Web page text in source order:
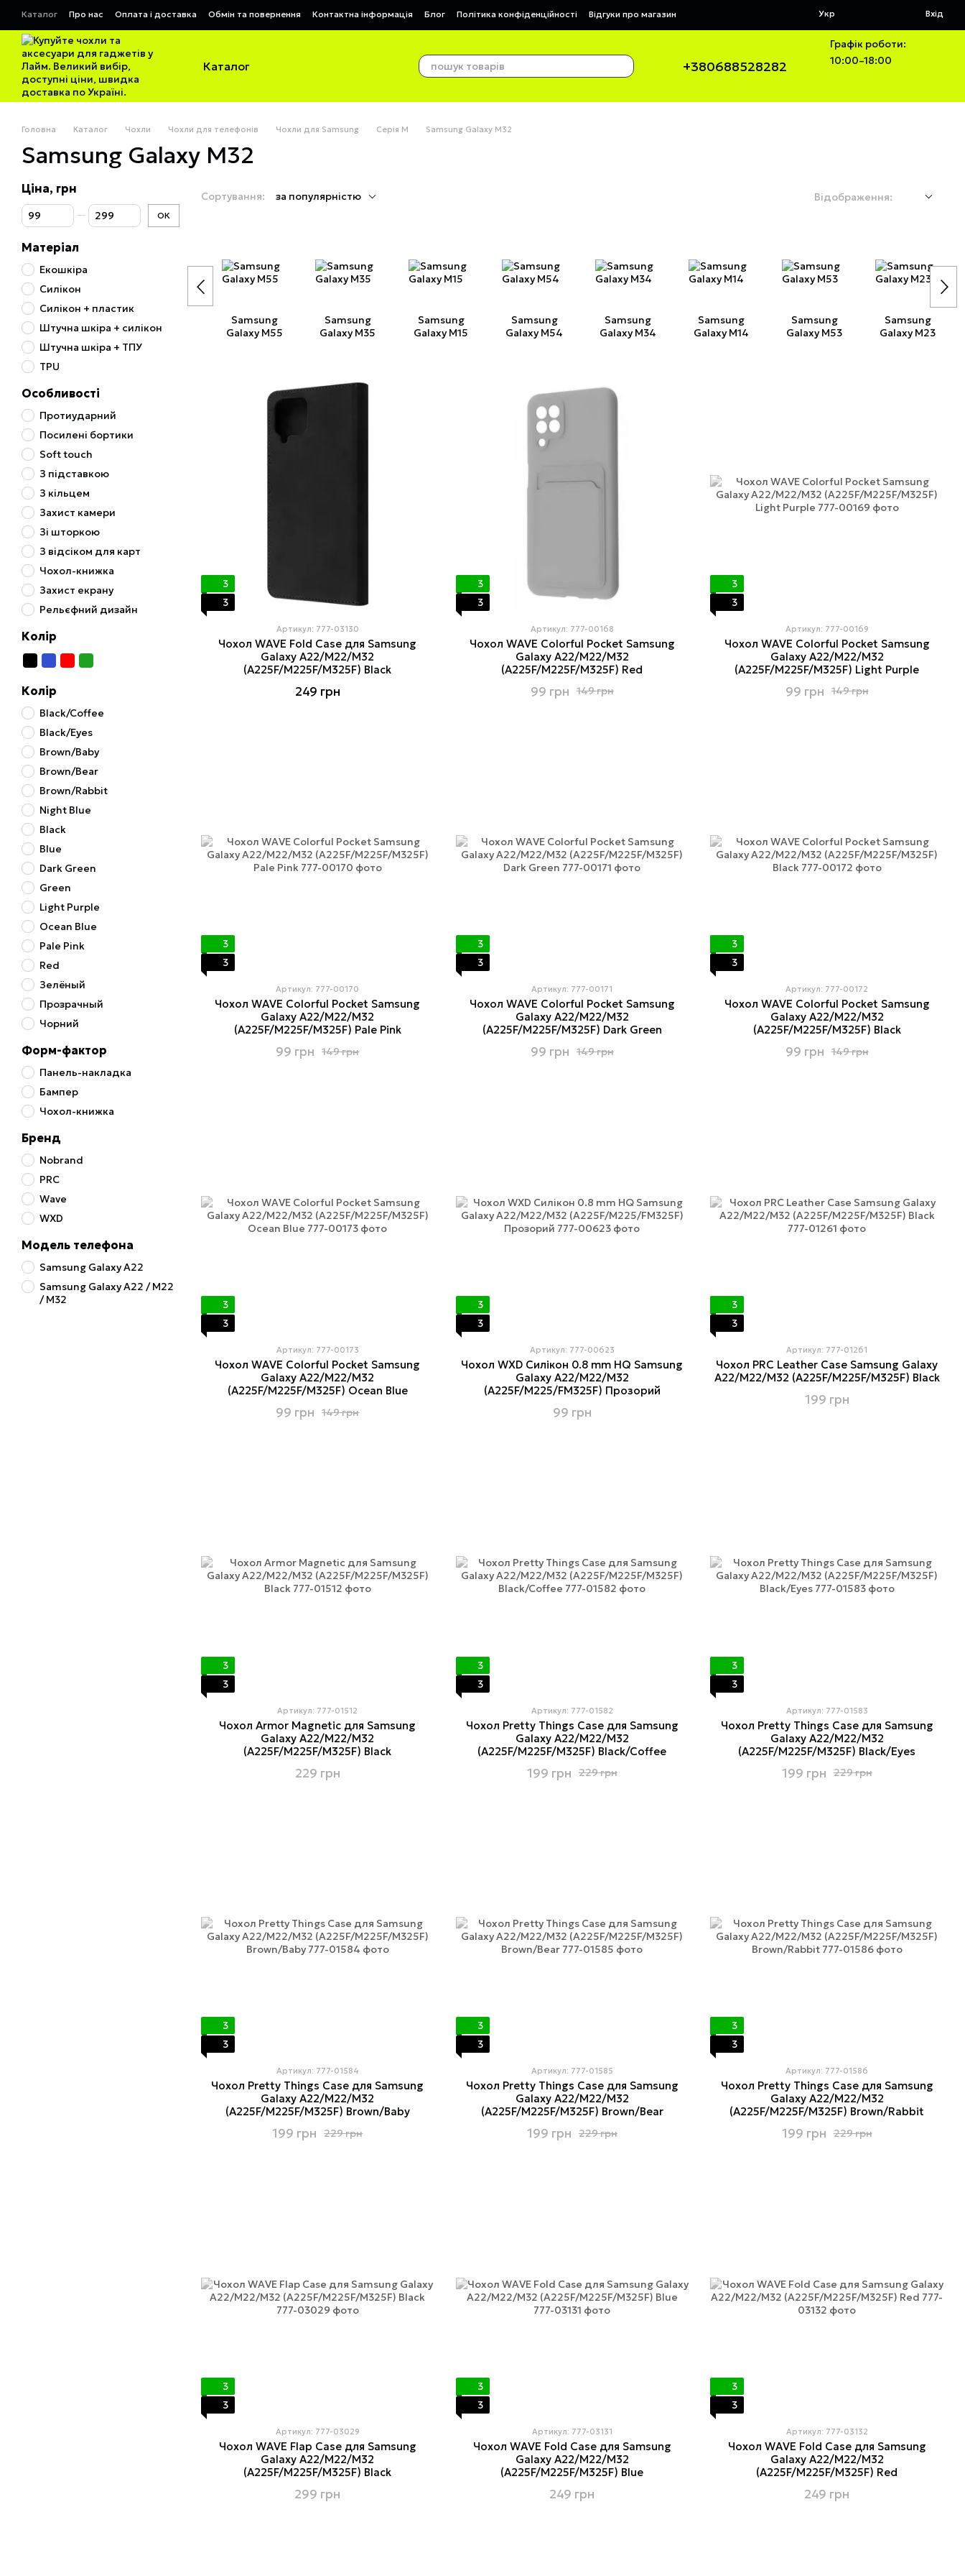
Перейти до основного контенту
Каталог Про нас Оплата і доставка Обмін та повернення Контактна інформація Блог Політика конфіденційності
Відгуки про магазин
Договір публічної оферти
Укр Вхід
Каталог +380688528282
Графік роботи:
10:00–18:00
Головна Каталог Чохли Чохли для телефонів Чохли для Samsung Серія М Samsung Galaxy M32
Samsung Galaxy M32
Сортування: за популярністю Відображення:
Samsung
Galaxy M55
Samsung
Galaxy M35
Samsung
Galaxy M15
Samsung
Galaxy M54
Samsung
Galaxy M34
Samsung
Galaxy M14
Samsung
Galaxy M53
Samsung
Galaxy M23
3
3
Артикул: 777-03130
Чохол WAVE Fold Case для Samsung
Galaxy A22/M22/M32
(A225F/M225F/M325F) Black
249 грн
3
3
Артикул: 777-00168
Чохол WAVE Colorful Pocket Samsung
Galaxy A22/M22/M32
(A225F/M225F/M325F) Red
149 грн
99 грн
3
3
Артикул: 777-00169
Чохол WAVE Colorful Pocket Samsung
Galaxy A22/M22/M32
(A225F/M225F/M325F) Light Purple
149 грн
99 грн
3
3
Артикул: 777-00170
Чохол WAVE Colorful Pocket Samsung
Galaxy A22/M22/M32
(A225F/M225F/M325F) Pale Pink
149 грн
99 грн
3
3
Артикул: 777-00171
Чохол WAVE Colorful Pocket Samsung
Galaxy A22/M22/M32
(A225F/M225F/M325F) Dark Green
149 грн
99 грн
3
3
Артикул: 777-00172
Чохол WAVE Colorful Pocket Samsung
Galaxy A22/M22/M32
(A225F/M225F/M325F) Black
149 грн
99 грн
3
3
Артикул: 777-00173
Чохол WAVE Colorful Pocket Samsung
Galaxy A22/M22/M32
(A225F/M225F/M325F) Ocean Blue
149 грн
99 грн
3
3
Артикул: 777-00623
Чохол WXD Силікон 0.8 mm HQ Samsung
Galaxy A22/M22/M32
(A225F/M225/FM325F) Прозорий
99 грн
3
3
Артикул: 777-01261
Чохол PRC Leather Case Samsung Galaxy
A22/M22/M32 (A225F/M225F/M325F) Black
199 грн
3
3
Артикул: 777-01512
Чохол Armor Magnetic для Samsung
Galaxy A22/M22/M32
(A225F/M225F/M325F) Black
229 грн
3
3
Артикул: 777-01582
Чохол Pretty Things Case для Samsung
Galaxy A22/M22/M32
(A225F/M225F/M325F) Black/Coffee
229 грн
199 грн
3
3
Артикул: 777-01583
Чохол Pretty Things Case для Samsung
Galaxy A22/M22/M32
(A225F/M225F/M325F) Black/Eyes
229 грн
199 грн
3
3
Артикул: 777-01584
Чохол Pretty Things Case для Samsung
Galaxy A22/M22/M32
(A225F/M225F/M325F) Brown/Baby
229 грн
199 грн
3
3
Артикул: 777-01585
Чохол Pretty Things Case для Samsung
Galaxy A22/M22/M32
(A225F/M225F/M325F) Brown/Bear
229 грн
199 грн
3
3
Артикул: 777-01586
Чохол Pretty Things Case для Samsung
Galaxy A22/M22/M32
(A225F/M225F/M325F) Brown/Rabbit
229 грн
199 грн
3
3
Артикул: 777-03029
Чохол WAVE Flap Case для Samsung
Galaxy A22/M22/M32
(A225F/M225F/M325F) Black
299 грн
3
3
Артикул: 777-03131
Чохол WAVE Fold Case для Samsung
Galaxy A22/M22/M32
(A225F/M225F/M325F) Blue
249 грн
3
3
Артикул: 777-03132
Чохол WAVE Fold Case для Samsung
Galaxy A22/M22/M32
(A225F/M225F/M325F) Red
249 грн
Ціна, грн
Від Ціна, грн
До Ціна, грн ОК
Матеріал
Екошкіра
Силікон
Силікон + пластик
Штучна шкіра + силікон
Штучна шкіра + ТПУ
TPU
Особливості
Протиударний
Посилені бортики
Soft touch
З підставкою
З кільцем
Захист камери
Зі шторкою
З відсіком для карт
Чохол-книжка
Захист екрану
Рельєфний дизайн
Колір
Колір
Black/Coffee
Black/Eyes
Brown/Baby
Brown/Bear
Brown/Rabbit
Night Blue
Black
Blue
Dark Green
Green
Light Purple
Ocean Blue
Pale Pink
Red
Зелёный
Прозрачный
Чорний
Форм-фактор
Панель-накладка
Бампер
Чохол-книжка
Бренд
Nobrand
PRC
Wave
WXD
Модель телефона
Samsung Galaxy A22
Samsung Galaxy A22 / M22
/ M32